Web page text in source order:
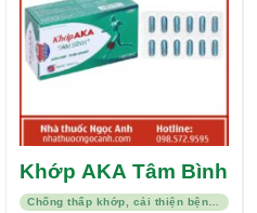
Khớp AKA Tâm Bình